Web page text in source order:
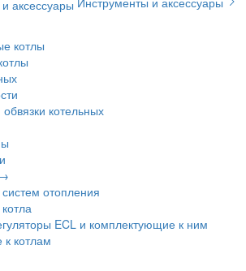
котлы
котельных
→
отопления
ECL и комплектующие к ним
котлам